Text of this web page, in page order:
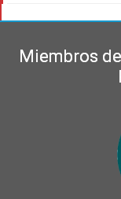
Miembros